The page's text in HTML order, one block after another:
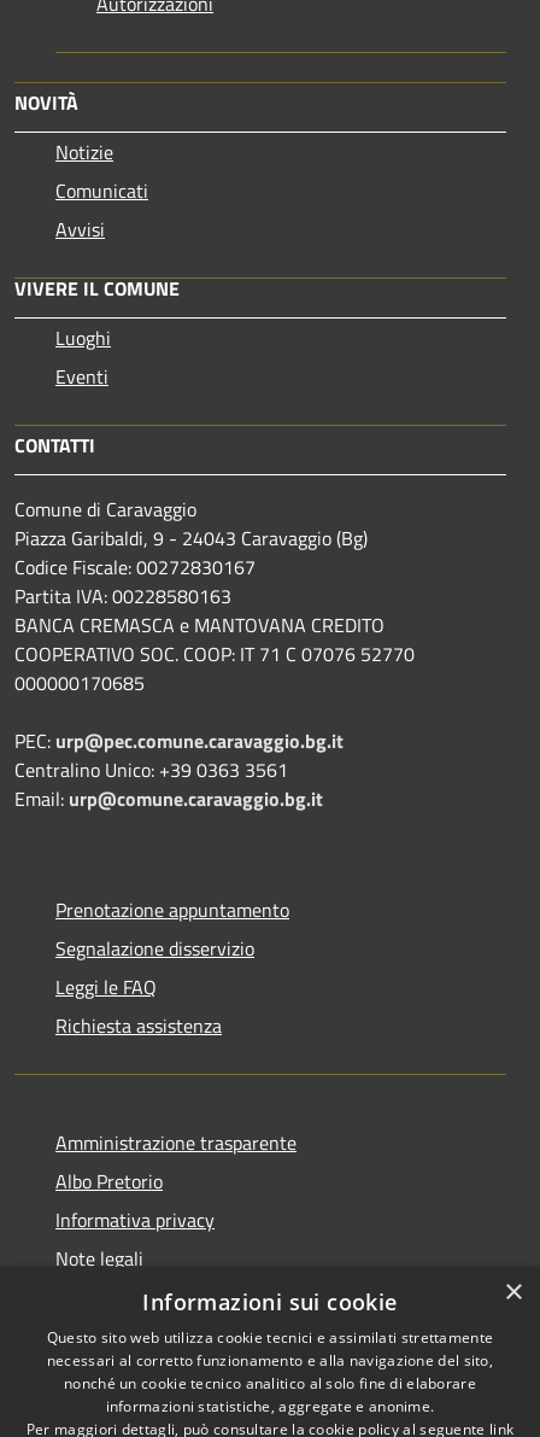
NOVITÀ
Notizie
Comunicati
Avvisi
VIVERE IL COMUNE
Luoghi
Eventi
CONTATTI
Comune di Caravaggio
Piazza Garibaldi, 9 - 24043 Caravaggio (Bg)
Codice Fiscale: 00272830167
Partita IVA: 00228580163
BANCA CREMASCA e MANTOVANA CREDITO
COOPERATIVO SOC. COOP: IT 71 C 07076 52770
000000170685
PEC: urp@pec.comune.caravaggio.bg.it
Centralino Unico: +39 0363 3561
Email: urp@comune.caravaggio.bg.it
Prenotazione appuntamento
Segnalazione disservizio
Leggi le FAQ
Richiesta assistenza
Amministrazione trasparente
Albo Pretorio
Informativa privacy
Note legali
Dichiarazione di accessibilità
RSS
Copyright © 2026 • Comune di
×
Informazioni sui cookie
Questo sito web utilizza cookie tecnici e assimilati strettamente
necessari al corretto funzionamento e alla navigazione del sito,
nonché un cookie tecnico analitico al solo fine di elaborare
informazioni statistiche, aggregate e anonime.
Per maggiori dettagli, può consultare la cookie policy al seguente link